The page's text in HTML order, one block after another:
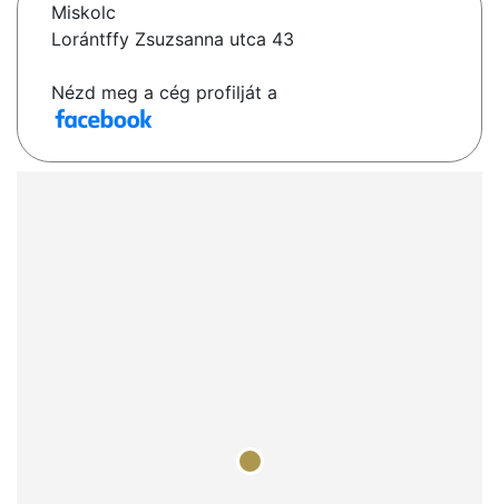
Miskolc
Lorántffy Zsuzsanna utca 43
Nézd meg a cég profilját a